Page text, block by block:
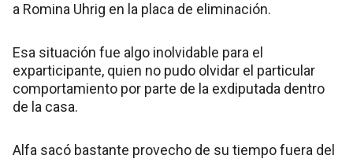
a Romina Uhrig en la placa de eliminación.
Esa situación fue algo inolvidable para el
exparticipante, quien no pudo olvidar el particular
comportamiento por parte de la exdiputada dentro
de la casa.
Alfa sacó bastante provecho de su tiempo fuera del